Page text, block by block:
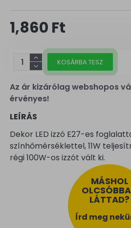
Az ár kizárólag webshopos
érvényes!
1,860 Ft
KOSÁRBA TESZ
LEÍRÁS
Dekor LED izzó E27-es
színhőmérséklettel, 11W
régi 100W-os izzót vált ki.
MÁSHOL
LÁTTAD?
Írd meg